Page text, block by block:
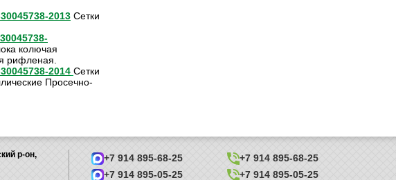
2013 Сетки
колючая
рифленая.
2014 Сетки
Просечно-
р-он,
+7 914 895-68-25
+7 914 895-68-25
+7 914 895-05-25
+7 914 895-05-25